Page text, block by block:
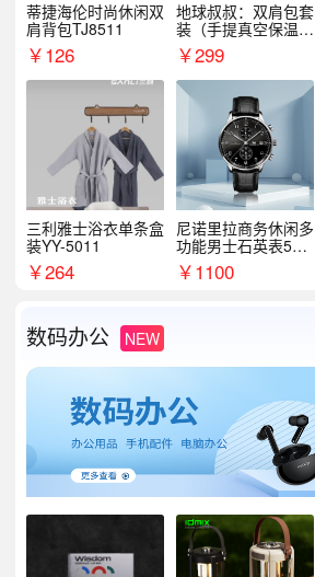
蒂捷海伦时尚休闲双
肩背包TJ8511
￥126
地球叔叔：双肩包套
装（手提真空保温杯
+手机挂绳）
￥299
三利雅士浴衣单条盒
装YY-5011
￥264
尼诺里拉商务休闲多
功能男士石英表510
05
￥1100
数码办公 NEW